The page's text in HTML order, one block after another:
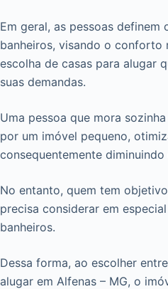
Em geral, as pessoas definem
banheiros, visando o conforto
escolha de casas para alugar
suas demandas.
Uma pessoa que mora
por um imóvel pequeno,
consequentemente
No entanto, quem tem
precisa considerar em
banheiros.
Dessa forma, ao escolher
alugar em Alfenas – MG, o